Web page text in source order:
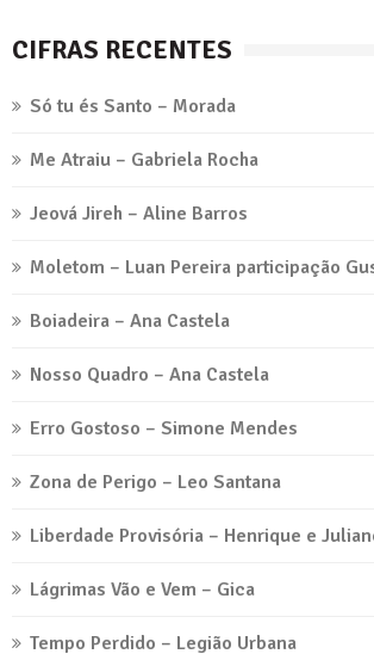
CIFRAS RECENTES
Só tu és Santo – Morada
Me Atraiu – Gabriela Rocha
Jeová Jireh – Aline Barros
Moletom – Luan Pereira participação
Boiadeira – Ana Castela
Nosso Quadro – Ana Castela
Erro Gostoso – Simone Mendes
Zona de Perigo – Leo Santana
Liberdade Provisória – Henrique e
Lágrimas Vão e Vem – Gica
Tempo Perdido – Legião Urbana